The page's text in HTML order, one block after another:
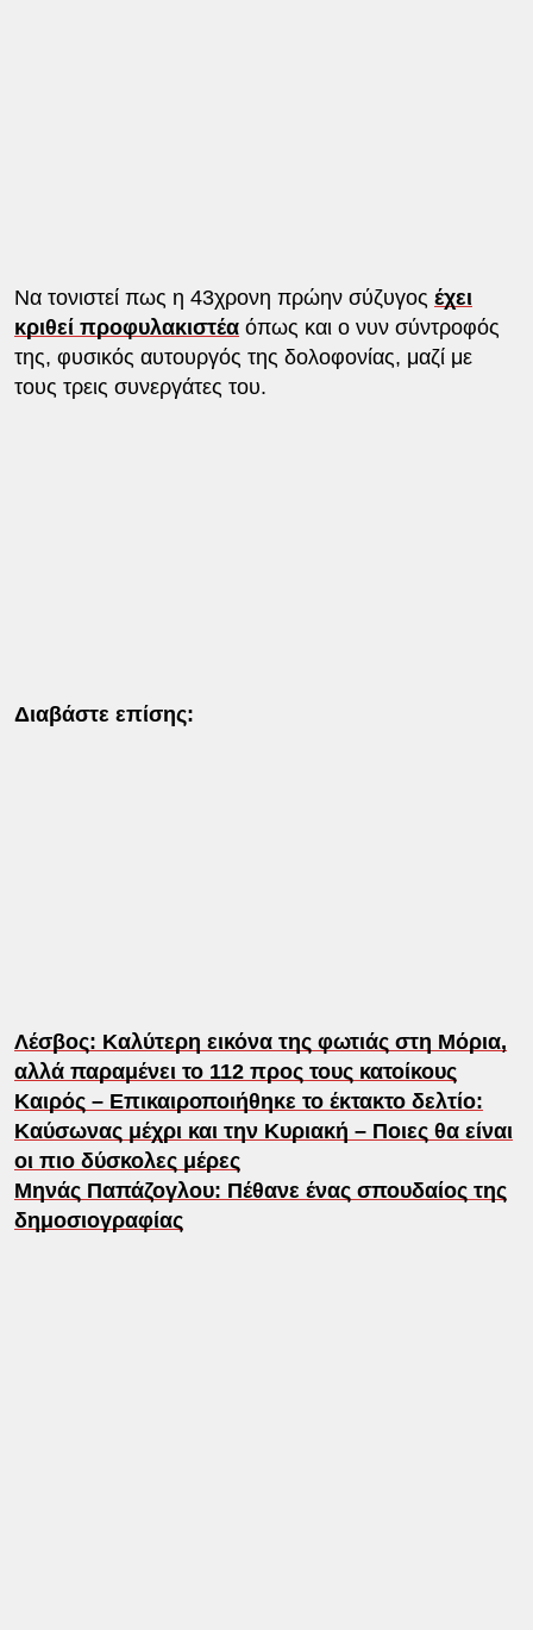
Να τονιστεί πως η 43χρονη πρώην σύζυγος έχει
κριθεί προφυλακιστέαόπως και ο νυν σύντροφός
της, φυσικός αυτουργός της δολοφονίας, μαζί με
τους τρεις συνεργάτες του.
Διαβάστε επίσης:
Λέσβος: Καλύτερη εικόνα της φωτιάς στη Μόρια,
αλλά παραμένει το 112 προς τους κατοίκους
Καιρός – Επικαιροποιήθηκε το έκτακτο δελτίο:
Καύσωνας μέχρι και την Κυριακή – Ποιες θα είναι
οι πιο δύσκολες μέρες
Μηνάς Παπάζογλου: Πέθανε ένας σπουδαίος της
δημοσιογραφίας